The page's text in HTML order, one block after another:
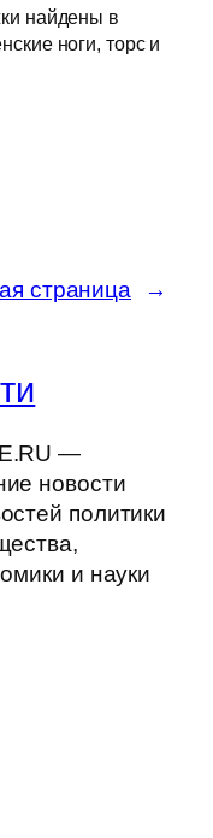
найдены в
ноги, торс и
страница →
—
новости
политики
и науки